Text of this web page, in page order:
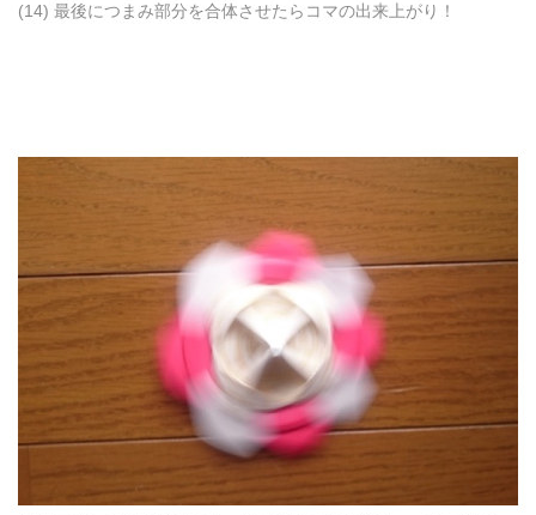
(14) 最後につまみ部分を合体させたらコマの出来上がり！